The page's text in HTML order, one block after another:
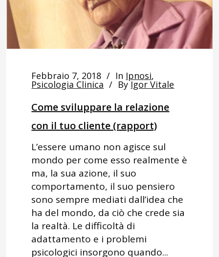
Febbraio 7, 2018 In Ipnosi,
Psicologia Clinica By Igor Vitale
Come sviluppare la relazione
con il tuo cliente (rapport)
L’essere umano non agisce sul
mondo per come esso realmente è
ma, la sua azione, il suo
comportamento, il suo pensiero
sono sempre mediati dall’idea che
ha del mondo, da ciò che crede sia
la realtà. Le difficoltà di
adattamento e i problemi
psicologici insorgono quando...